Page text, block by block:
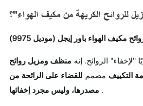
للروائح الكريهة من مكيف الهواء"؟
مكيف الهواء باور إيجل (موديل 9975)
"لإخفاء" الروائح. إنه منظف ومزيل روائح
التكييف مصمم للقضاء على الرائحة من
مصدرها، وليس مجرد إخفائها .